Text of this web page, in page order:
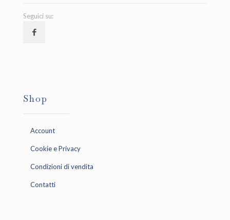
Seguici su:
Shop
Account
Cookie e Privacy
Condizioni di vendita
Contatti